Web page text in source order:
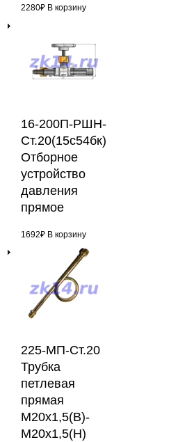
2280₽ В корзину
16-200П-РШН-
Ст.20(15с54бк)
Отборное
устройство
давления
прямое
1692₽ В корзину
225-МП-Ст.20
Трубка
петлевая
прямая
М20х1,5(В)-
М20х1,5(Н)